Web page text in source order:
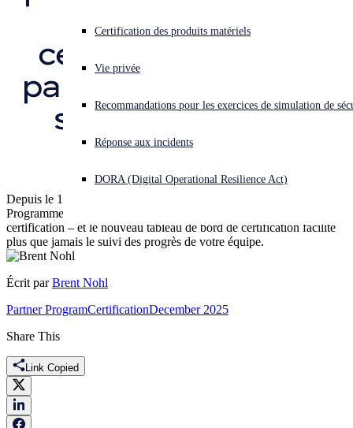
Vous subissez une cyberattaque ? Obtenez une aide immédiate.
Open search
Open language switcher
Certification des produits matériels
Vie privée
Recommandations pour les exercices de simulation de
Réponse aux incidents
DORA (Digital Operational Resilience Act)
de bord des
certifications des
partenaires Sophos
sont désormais
disponibles
Depuis le 1er octobre 2025, votre progression au sein du
Programme Partenaires repose désormais sur des points de
certification – et le nouveau tableau de bord de certification facilite
plus que jamais le suivi des progrès de votre équipe.
Écrit par Brent Nohl
Partner ProgramCertificationDecember 2025
Share This
Link Copied